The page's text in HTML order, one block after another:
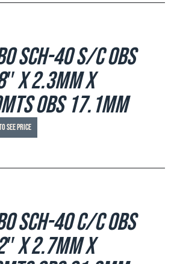
SCH-40 S/C OBS
x 2.3mm x
OBS 17.1mm
see price
SCH-40 C/C OBS
x 2.7mm x